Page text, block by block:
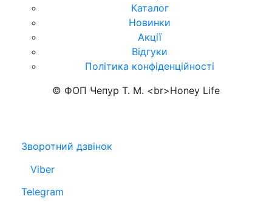
Каталог
Новинки
Акції
Відгуки
Політика конфіденційності
© ФОП Чепур Т. М. <br>Honey Life
Зворотний дзвінок
Viber
Telegram